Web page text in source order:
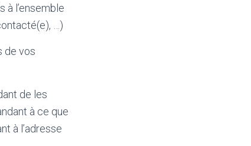
à l’ensemble
…)
de vos
de les
à ce que
à l’adresse